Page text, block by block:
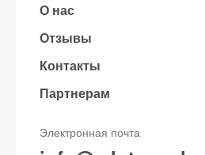
О нас
Отзывы
Контакты
Партнерам
Электронная почта